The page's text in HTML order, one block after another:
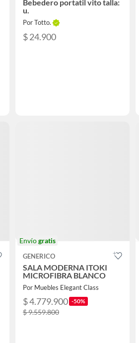
Bebedero portatil vito talla:
u.
Por Totto.
$ 24.900
Envíogratis
GENERICO
SALA MODERNA ITOKI
MICROFIBRA BLANCO
Por Muebles Elegant Class
$ 4.779.900 -50%
$ 9.559.800